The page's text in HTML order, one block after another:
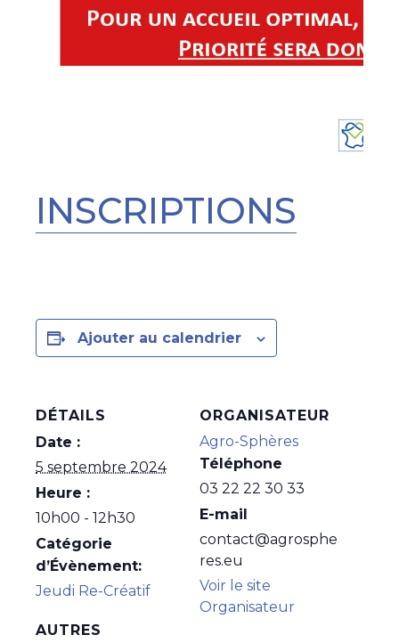
INSCRIPTIONS
Ajouter au calendrier
DÉTAILS
Date :
5 septembre 2024
Heure :
10h00 - 12h30
Catégorie
d’Évènement:
Jeudi Re-Créatif
ORGANISATEUR
Agro-Sphères
Téléphone
03 22 22 30 33
E-mail
contact@agrosphe
res.eu
Voir le site
Organisateur
AUTRES